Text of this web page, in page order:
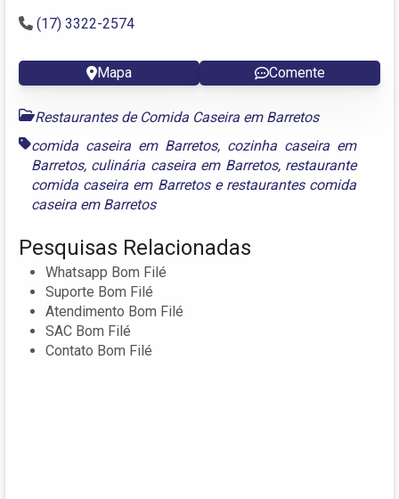
(17) 3322-2574
Mapa Comente
Restaurantes de Comida Caseira em Barretos
comida caseira em Barretos, cozinha caseira em
Barretos, culinária caseira em Barretos, restaurante
comida caseira em Barretose restaurantes comida
caseira em Barretos
Pesquisas Relacionadas
Whatsapp Bom Filé
Suporte Bom Filé
Atendimento Bom Filé
SAC Bom Filé
Contato Bom Filé